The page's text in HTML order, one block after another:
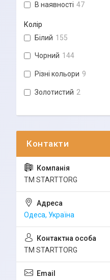
В наявності 47
Колір
Білий 155
Чорний 144
Різні кольори 9
Золотистий 2
ТМ STARTTORG
Одеса, Україна
ТМ STARTTORG